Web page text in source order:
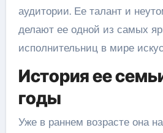
аудитории. Ее талант и
делают ее одной из самых
исполнительниц в мире
История ее
годы
Уже в раннем возрасте она